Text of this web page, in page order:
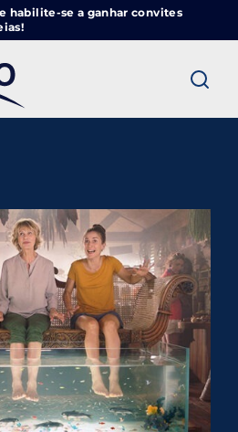
e habilite-se a ganhar convites
– Onde O Cinema Acontece
SIGN IN
Lost Your Password?